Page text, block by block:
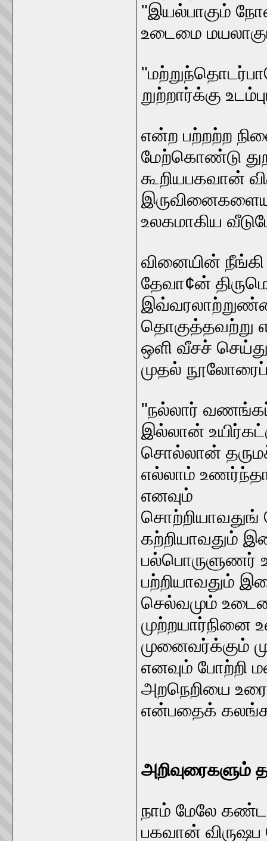
"இயல்பாகும்
உடைமை
றுற்றார்க்கு
என்ற பற்றற்ற
மேற்கொண்டு
கூறியபகவான்
உலகமாகிய
வினையின் நீங்கி
தேவா¢ன்
தொகுத்தவற்று
ஒளி வீசச்
முதல் நூலோரைப்
"நல்லார்
இல்லான்
சொல்லான்
எல்லாம்
எனவும்
சொற்றியாவதுங்
கற்றியாவதும்
பல்பொருளுணர்
பற்றியாவதும்
செல்வமும்
முனைவர்க்கும்
எனவும் போற்றி
அறநெறியை
என்பதைக்
அறிவுரைகளும்
நாம் மேலே கண்ட
பகவான்